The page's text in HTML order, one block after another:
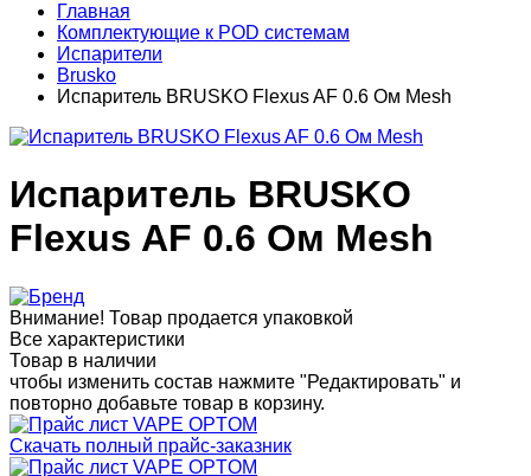
Главная
Комплектующие к POD системам
Испарители
Brusko
Испаритель BRUSKO Flexus AF 0.6 Ом Mesh
Испаритель BRUSKO
Flexus AF 0.6 Ом Mesh
Внимание! Товар продается упаковкой
Все характеристики
Товар в наличии
чтобы изменить состав нажмите "Редактировать" и
повторно добавьте товар в корзину.
Скачать полный прайс-заказник